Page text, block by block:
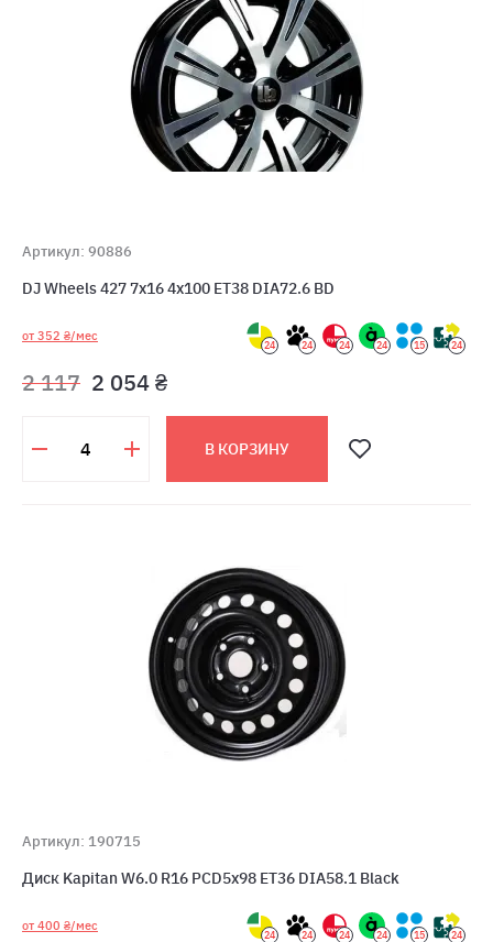
Артикул: 90886
DJ Wheels 427 7x16 4x100 ET38 DIA72.6 BD
от 352 ₴/мес
24 24 24 24 15 24
2 117 2 054 ₴
В КОРЗИНУ
Артикул: 190715
Диск Kapitan W6.0 R16 PCD5x98 ET36 DIA58.1 Black
от 400 ₴/мес
24 24 24 24 15 24